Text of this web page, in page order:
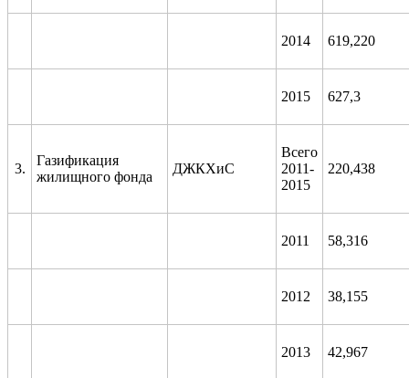
2014 619,220
2015 627,3
3.
Газификация
жилищного фонда
ДЖКХиС
Всего
2011-
2015
220,438
2011 58,316
2012 38,155
2013 42,967